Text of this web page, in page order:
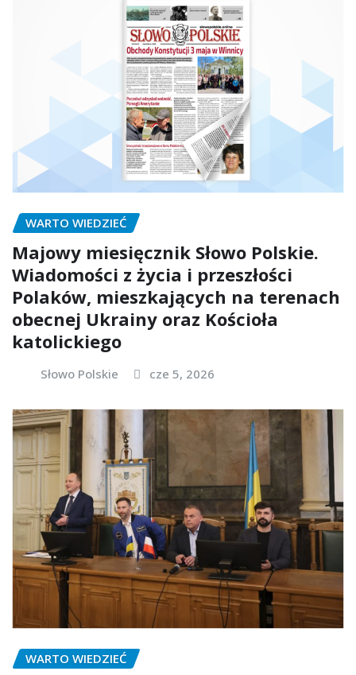
WARTO WIEDZIEĆ
Majowy miesięcznik Słowo Polskie.
Wiadomości z życia i przeszłości
Polaków, mieszkających na terenach
obecnej Ukrainy oraz Kościoła
katolickiego
Słowo Polskie cze 5, 2026
WARTO WIEDZIEĆ